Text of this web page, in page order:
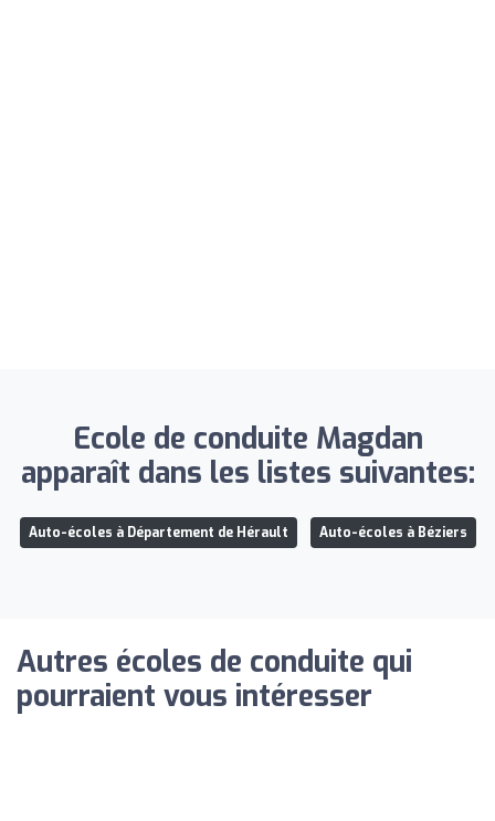
Ecole de conduite Magdan
apparaît dans les listes suivantes:
Auto-écoles à Département de Hérault Auto-écoles à Béziers
Autres écoles de conduite qui
pourraient vous intéresser